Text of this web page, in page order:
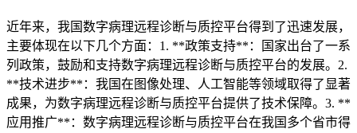
近年来，我国数字病理远程诊断与质控平台得到了迅速发展，
主要体现在以下几个方面：1. **政策支持**：国家出台了一系
列政策，鼓励和支持数字病理远程诊断与质控平台的发展。2.
**技术进步**：我国在图像处理、人工智能等领域取得了显著
成果，为数字病理远程诊断与质控平台提供了技术保障。3. **
应用推广**：数字病理远程诊断与质控平台在我国多个省市得